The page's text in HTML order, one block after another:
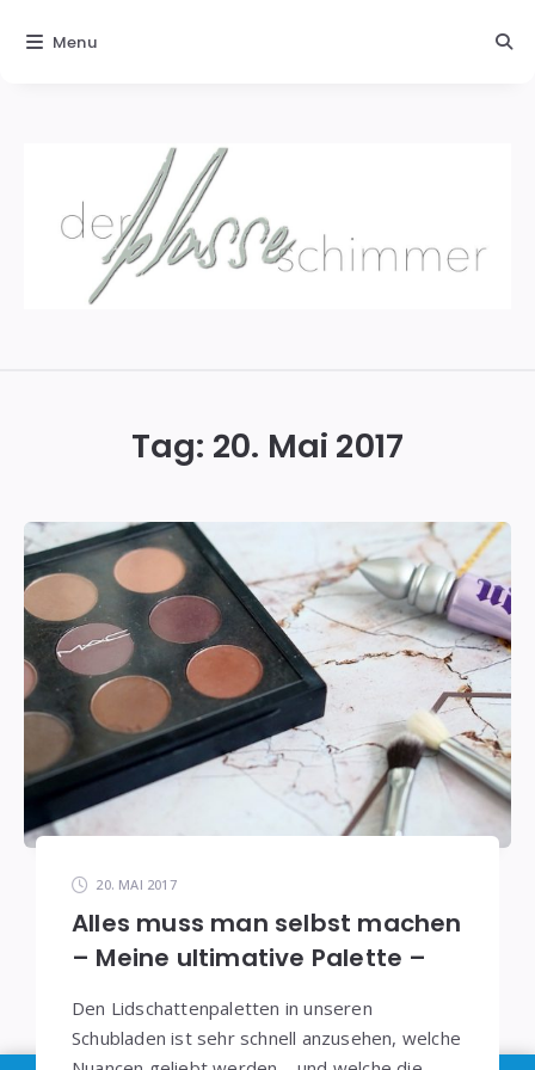
Tag: 20. Mai 2017
20. MAI 2017
Alles muss man selbst machen
– Meine ultimative Palette –
Den Lidschattenpaletten in unseren
Schubladen ist sehr schnell anzusehen, welche
Menu